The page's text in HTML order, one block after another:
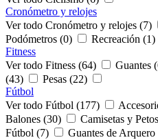
Cronómetro y relojes
Ver todo Cronómetro y relojes (7)
Podómetros (0)
Recreación (1)
Fitness
Ver todo Fitness (64)
Guantes
(43)
Pesas (22)
Fútbol
Ver todo Fútbol (177)
Balones (30)
Camisetas y
Fútbol (7)
Guantes de Arquero